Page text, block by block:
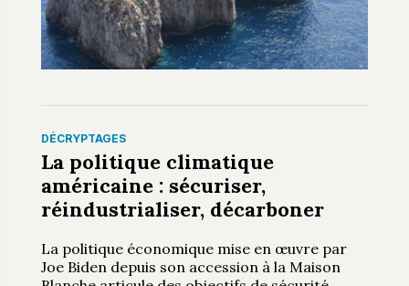
DÉCRYPTAGES
La politique climatique
américaine : sécuriser,
réindustrialiser, décarboner
La politique économique mise en œuvre par
Joe Biden depuis son accession à la Maison